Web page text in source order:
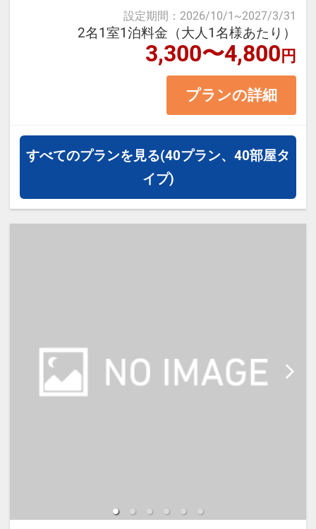
国際通りや繁華街、ビジネス街にも
近く観光にも出張にもご利用くださ
＜お部屋タイプ＞セミダブル 14平
正ベッド幅122cm×1台
※1ベッドです。おふたりでベッド1
台をご利用いただきます。
本プランは価格変動制です。
設定期間 ： 2026/10/1 ~2027/3/31
2名1室1泊料金（大人1名様あたり）
3,300〜4,800円
プランの詳細
すべてのプランを見る(40プラン、40部屋タ
イプ)